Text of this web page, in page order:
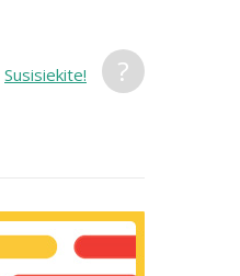
Susisiekite! ?